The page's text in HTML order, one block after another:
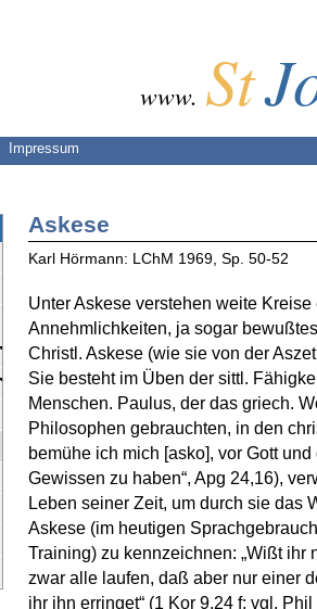
www. St
Impressum
Askese
Karl Hörmann: LChM 1969, Sp. 50-52
Unter Askese verstehen weite
Annehmlichkeiten, ja sogar
Christl. Askese (wie sie von der
Sie besteht im Üben der sittl.
Menschen. Paulus, der das griech.
Philosophen gebrauchten, in den
bemühe ich mich [asko], vor Gott
Gewissen zu haben“, Apg 24,16),
Leben seiner Zeit, um durch sie das
Askese (im heutigen
Training) zu kennzeichnen: „Wißt
zwar alle laufen, daß aber nur einer
ihr ihn erringet“ (1 Kor 9,24 f; vgl.